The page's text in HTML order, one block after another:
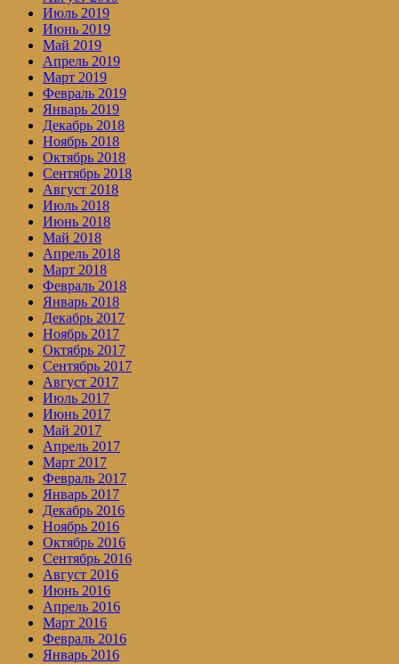
Июль 2019
Июнь 2019
Май 2019
Апрель 2019
Март 2019
Февраль 2019
Январь 2019
Декабрь 2018
Ноябрь 2018
Октябрь 2018
Сентябрь 2018
Август 2018
Июль 2018
Июнь 2018
Май 2018
Апрель 2018
Март 2018
Февраль 2018
Январь 2018
Декабрь 2017
Ноябрь 2017
Октябрь 2017
Сентябрь 2017
Август 2017
Июль 2017
Июнь 2017
Май 2017
Апрель 2017
Март 2017
Февраль 2017
Январь 2017
Декабрь 2016
Ноябрь 2016
Октябрь 2016
Сентябрь 2016
Август 2016
Июнь 2016
Апрель 2016
Март 2016
Февраль 2016
Январь 2016